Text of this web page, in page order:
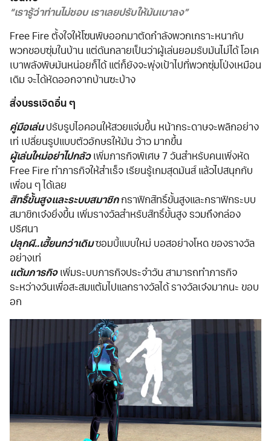
“เรารู้ว่าท่านไม่ชอบ เราเลยปรับให้มันเบาลง”
Free Fire ตั้งใจให้โซนพิษออกมาตัดกำลังพวกเกราะหนากับ
พวกชอบซุ่มในบ้าน แต่ดันกลายเป็นว่าผู้เล่นยอมรับมันไม่ได้ โอเค
เบาพลังพิษมันหน่อยก็ได้ แต่ก็ยังจะพุ่งเป้าไปที่พวกซุ่มโป่งเหมือน
เดิม จะได้หัดออกจากบ้านซะบ้าง
สิ่งบรรเจิดอื่น ๆ
คู่มือเล่นปรับรูปไอคอนให้สวยแจ่มขึ้น หน้ากระดาษจะพลิกอย่าง
เท่ เปลี่ยนรูปแบบตัวอักษรให้มัน ว้าว มากขึ้น
ผู้เล่นใหม่อย่าไปกลัวเพิ่มภารกิจพิเศษ 7 วันสำหรับคนเพิ่งหัด
Free Fire ทำภารกิจให้สำเร็จ เรียนรู้เกมสุดมันส์ แล้วไปสนุกกับ
เพื่อน ๆ ได้เลย
สิทธิ์ขั้นสูงและระบบสมาชิกกราฟิกสิทธิ์ขั้นสูงและกราฟิกระบบ
สมาชิกเจ๋งยิ่งขึ้น เพิ่มรางวัลสำหรับสิทธิ์ขั้นสูง รวมถึงกล่อง
ปริศนา
ปลุกผี..เฮี้ยนกว่าเดิมซอมบี้แบบใหม่ บอสอย่างโหด ของรางวัล
อย่างเท่
แต้มภารกิจเพิ่มระบบภารกิจประจำวัน สามารถทำภารกิจ
ระหว่างวันเพื่อสะสมแต้มไปแลกรางวัลได้ รางวัลเจ๋งมากนะ ขอบ
อก